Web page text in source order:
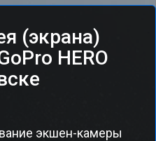
(экрана)
HERO
экшен-камеры